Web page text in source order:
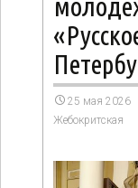
25 мая 2026
Жебокритская